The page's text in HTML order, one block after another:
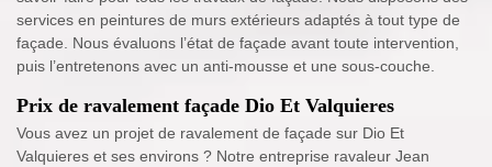
services en peintures de murs extérieurs adaptés à tout type de
façade. Nous évaluons l’état de façade avant toute intervention,
puis l’entretenons avec un anti-mousse et une sous-couche.
Prix de ravalement façade Dio Et Valquieres
Vous avez un projet de ravalement de façade sur Dio Et
Valquieres et ses environs ? Notre entreprise ravaleur Jean